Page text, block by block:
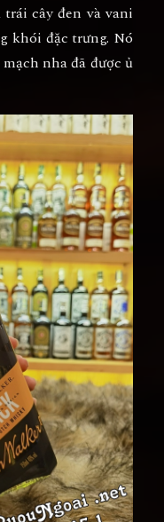
cây đen và vani
khói đặc trưng. Nó
nha đã được ủ